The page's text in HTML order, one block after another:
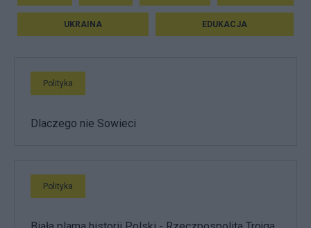
UKRAINA EDUKACJA
Polityka
Dlaczego nie Sowieci
Polityka